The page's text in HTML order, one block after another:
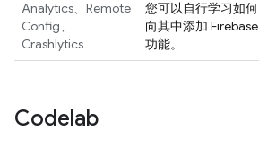
Analytics、 Remote
Config、
Crashlytics
您可以自行学习如何
向其中添加 Firebase
功能。
Codelab